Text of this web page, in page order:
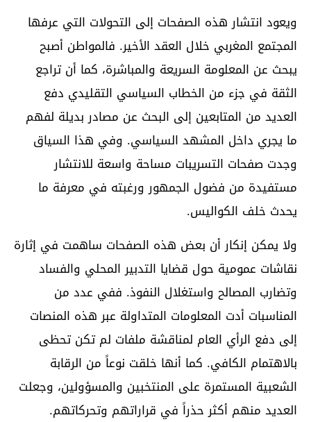
ويعود انتشار هذه الصفحات إلى التحولات التي عرفها
المجتمع المغربي خلال العقد الأخير. فالمواطن أصبح
يبحث عن المعلومة السريعة والمباشرة، كما أن تراجع
الثقة في جزء من الخطاب السياسي التقليدي دفع
العديد من المتابعين إلى البحث عن مصادر بديلة لفهم
ما يجري داخل المشهد السياسي. وفي هذا السياق
وجدت صفحات التسريبات مساحة واسعة للانتشار
مستفيدة من فضول الجمهور ورغبته في معرفة ما
يحدث خلف الكواليس.
ولا يمكن إنكار أن بعض هذه الصفحات ساهمت في إثارة
نقاشات عمومية حول قضايا التدبير المحلي والفساد
وتضارب المصالح واستغلال النفوذ. ففي عدد من
المناسبات أدت المعلومات المتداولة عبر هذه المنصات
إلى دفع الرأي العام لمناقشة ملفات لم تكن تحظى
بالاهتمام الكافي. كما أنها خلقت نوعاً من الرقابة
الشعبية المستمرة على المنتخبين والمسؤولين، وجعلت
العديد منهم أكثر حذراً في قراراتهم وتحركاتهم.